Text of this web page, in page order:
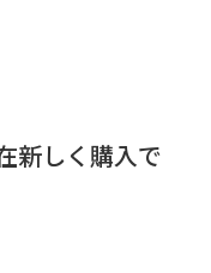
新しく購入で